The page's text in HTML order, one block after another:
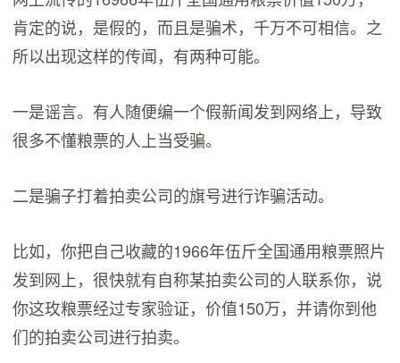
肯定的说，是假的，而且是骗术，千万不可相信。之
所以出现这样的传闻，有两种可能。
一是谣言。有人随便编一个假新闻发到网络上，导致
很多不懂粮票的人上当受骗。
二是骗子打着拍卖公司的旗号进行诈骗活动。
比如，你把自己收藏的1966年伍斤全国通用粮票照片
发到网上，很快就有自称某拍卖公司的人联系你，说
你这玫粮票经过专家验证，价值150万，并请你到他
们的拍卖公司进行拍卖。